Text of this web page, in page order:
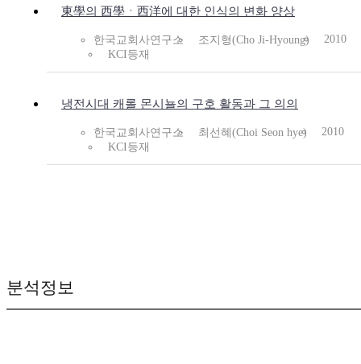
東學의 西學ㆍ西洋에 대한 인식의 변화 양상
한국교회사연구소 조지형(Cho Ji-Hyoung)
2010
KCI등재
냉전시대 캐롤 몬시뇰의 구호 활동과 그 의의
한국교회사연구소 최선혜(Choi Seon hye)
2010
KCI등재
분석정보